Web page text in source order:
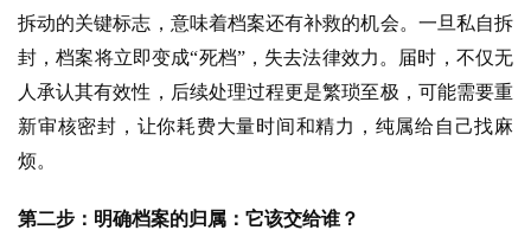
拆动的关键标志，意味着档案还有补救的机会。 一旦私自拆
封，档案将立即变成“死档”，失去法律效力。届时，不仅无
人承认其有效性，后续处理过程更是繁琐至极，可能需要重
新审核密封，让你耗费大量时间和精力，纯属给自己找麻
烦。
第二步：明确档案的归属：它该交给谁？